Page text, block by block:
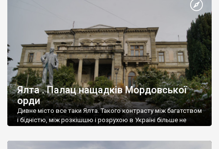
Ялта . Палац нащадків Мордовської
орди
Дивне місто все таки Ялта. Такого контрасту між багатством
і бідністю, між розкішшю і розрухою в Україні більше не